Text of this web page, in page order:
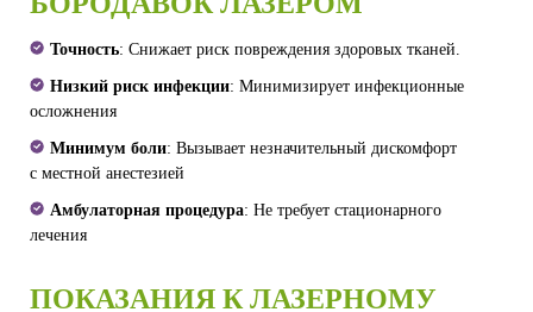
Точность: Снижает риск повреждения здоровых тканей.
Низкий риск инфекции: Минимизирует инфекционные
осложнения
Минимум боли: Вызывает незначительный дискомфорт
с местной анестезией
Амбулаторная процедура: Не требует стационарного
лечения
ПОКАЗАНИЯ К ЛАЗЕРНОМУ